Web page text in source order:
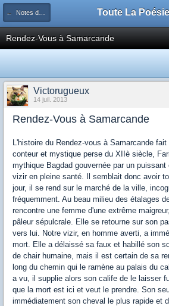
← Notes de route des TLPsiens Toute La Poésie
Rendez-Vous à Samarcande
Victorugueux
14 juil. 2013
Rendez-Vous à Samarcande
L'histoire du Rendez-vous à Samarcande
conteur et mystique perse du XIIè siècle,
mythique Bagdad gouvernée par un
vizir en pleine santé. Il semblait donc avoir
jour, il se rend sur le marché de la ville,
fréquemment. Au beau milieu des étalages
rencontre une femme d'une extrême
pâleur sépulcrale. Elle se retourne sur son
vers lui. Notre vizir, en homme averti, a
mort. Elle a délaissé sa faux et habillé son
de chair humaine, mais il est certain de sa
long du chemin qui le ramène au palais du
a vu, il supplie alors son calife de le laisser
que la mort est ici et veut le prendre. Son
immédiatement son cheval le plus rapide et